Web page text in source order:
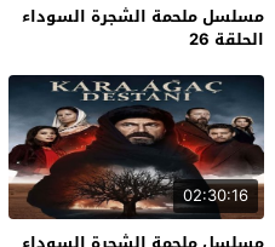
مسلسل ملحمة الشجرة السوداء
الحلقة 26
02:30:16